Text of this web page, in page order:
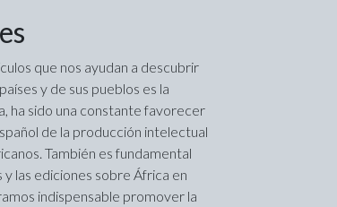
que nos ayudan a descubrir
y de sus pueblos es la
ha sido una constante favorecer
de la producción intelectual
También es fundamental
las ediciones sobre África en
indispensable promover la